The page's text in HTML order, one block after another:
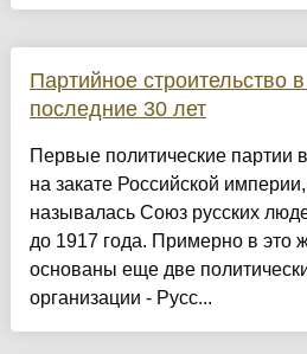
Партийное строительство
последние 30 лет
Первые политические партии
на закате Российской
называлась Союз русских
до 1917 года. Примерно в это
основаны еще две
организации - Русс...